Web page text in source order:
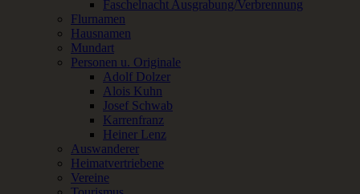
Faschelnacht Ausgrabung/Verbrennung
Flurnamen
Hausnamen
Mundart
Personen u. Originale
Adolf Dolzer
Alois Kuhn
Josef Schwab
Karrenfranz
Heiner Lenz
Auswanderer
Heimatvertriebene
Vereine